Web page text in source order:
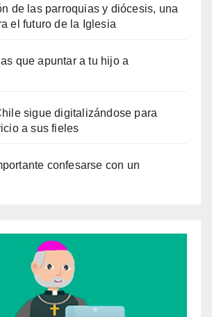
de las parroquias y diócesis, una
el futuro de la Iglesia
que apuntar a tu hijo a
sigue digitalizándose para
a sus fieles
confesarse con un